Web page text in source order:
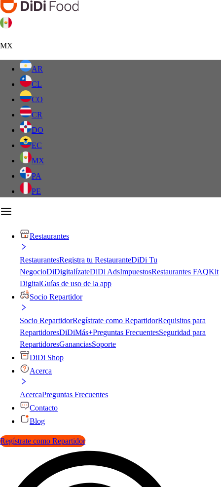
MX
AR
CL
CO
CR
DO
EC
MX
PA
PE
Restaurantes
RestaurantesRegistra tu RestauranteDiDi Tu
NegocioDiDigitalízateDiDi AdsImpuestosRestaurantes FAQKit
DigitalGuías de uso de la app
Socio Repartidor
Socio RepartidorRegístrate como RepartidorRequisitos para
RepartidoresDiDiMás+Preguntas FrecuentesSeguridad para
RepartidoresGananciasSoporte
DiDi Shop
Acerca
AcercaPreguntas Frecuentes
Contacto
Blog
Regístrate como Repartidor